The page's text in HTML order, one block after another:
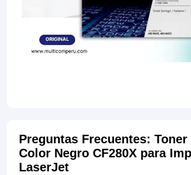
Preguntas Frecuentes: Toner
Color Negro CF280X para
LaserJet